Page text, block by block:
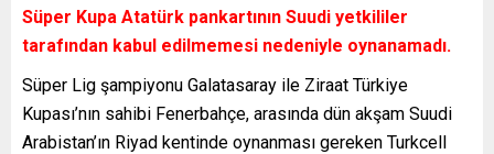
Süper Kupa Atatürk pankartının Suudi yetkililer
tarafından kabul edilmemesi nedeniyle oynanamadı.
Süper Lig şampiyonu Galatasaray ile Ziraat Türkiye
Kupası’nın sahibi Fenerbahçe, arasında dün akşam Suudi
Arabistan’ın Riyad kentinde oynanması gereken Turkcell